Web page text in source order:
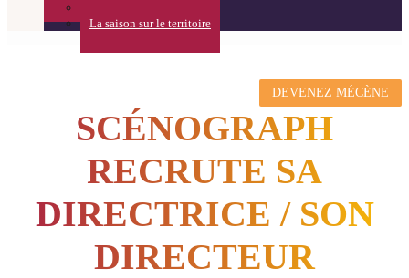
La saison sur le territoire
DEVENEZ MÉCÈNE
SCÉNOGRAPH
RECRUTE SA
DIRECTRICE / SON
DIRECTEUR